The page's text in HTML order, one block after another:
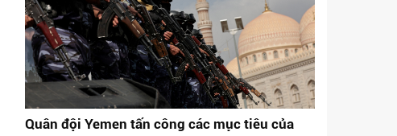
Quân đội Yemen tấn công các mục tiêu của